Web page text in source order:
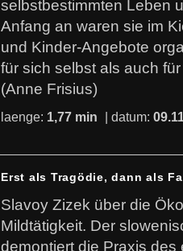
selbstbestimmten Leben
Anfang an waren sie im
und Kinder-Angebote
für sich selbst als auch
(Anne Frisius)
laenge: 1,77 min | datum:
Erst als Tragödie, dann als
Slavoy Zizek über die
Mildtätigkeit. Der
demontiert die Praxis des